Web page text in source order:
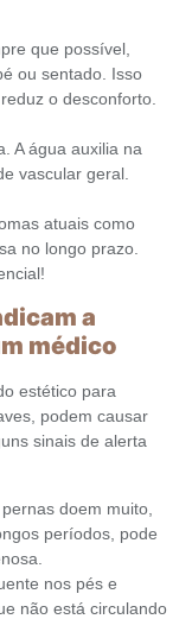
que possível,
ou sentado. Isso
o desconforto.
A água auxilia na
vascular geral.
atuais como
no longo prazo.
a
médico
estético para
podem causar
sinais de alerta
doem muito,
períodos, pode
nos pés e
não está circulando